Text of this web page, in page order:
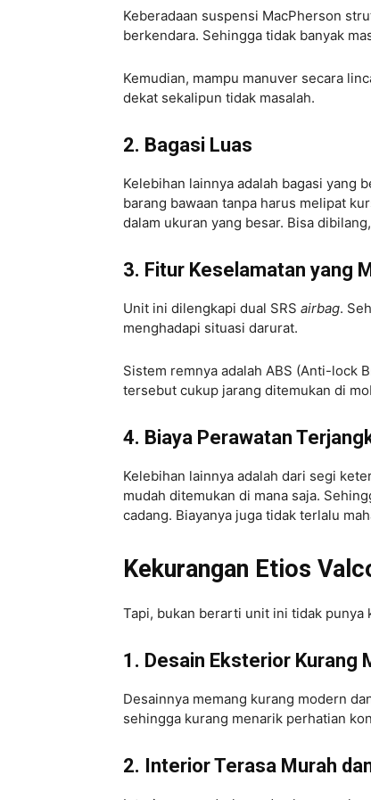
Keberadaan suspensi MacPherson
berkendara. Sehingga tidak banyak
Kemudian, mampu manuver secara
dekat sekalipun tidak masalah.
2. Bagasi Luas
Kelebihan lainnya adalah bagasi yang
barang bawaan tanpa harus melipat
dalam ukuran yang besar. Bisa
3. Fitur Keselamatan yang
Unit ini dilengkapi dual SRS airbag.
menghadapi situasi darurat.
Sistem remnya adalah ABS (Anti-lock
tersebut cukup jarang ditemukan di
4. Biaya Perawatan
Kelebihan lainnya adalah dari segi
mudah ditemukan di mana saja.
cadang. Biayanya juga tidak terlalu
Kekurangan Etios
Tapi, bukan berarti unit ini tidak punya
1. Desain Eksterior Kurang
Desainnya memang kurang modern
sehingga kurang menarik perhatian
2. Interior Terasa Murah